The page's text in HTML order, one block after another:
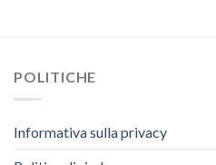
POLITICHE
Informativa sulla privacy